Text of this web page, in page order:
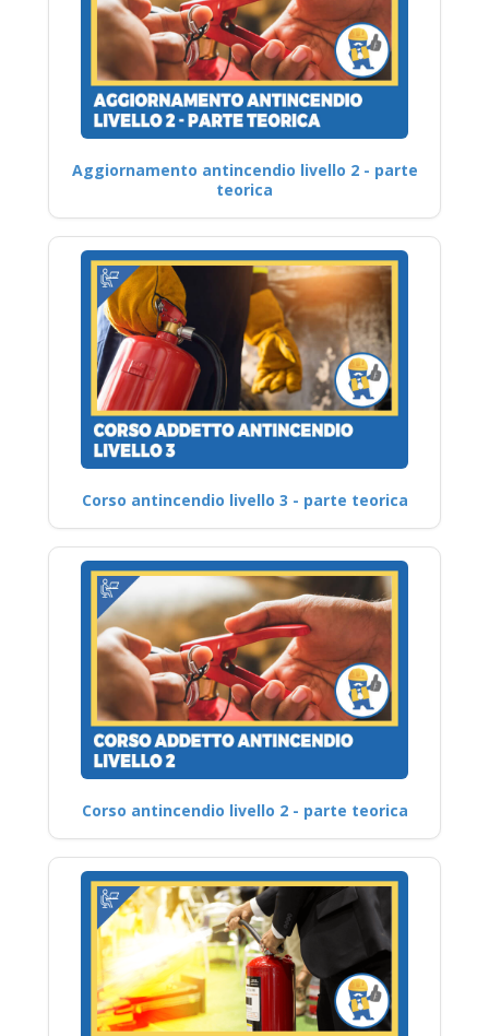
Aggiornamento antincendio livello 2 - parte
teorica
Corso antincendio livello 3 - parte teorica
Corso antincendio livello 2 - parte teorica